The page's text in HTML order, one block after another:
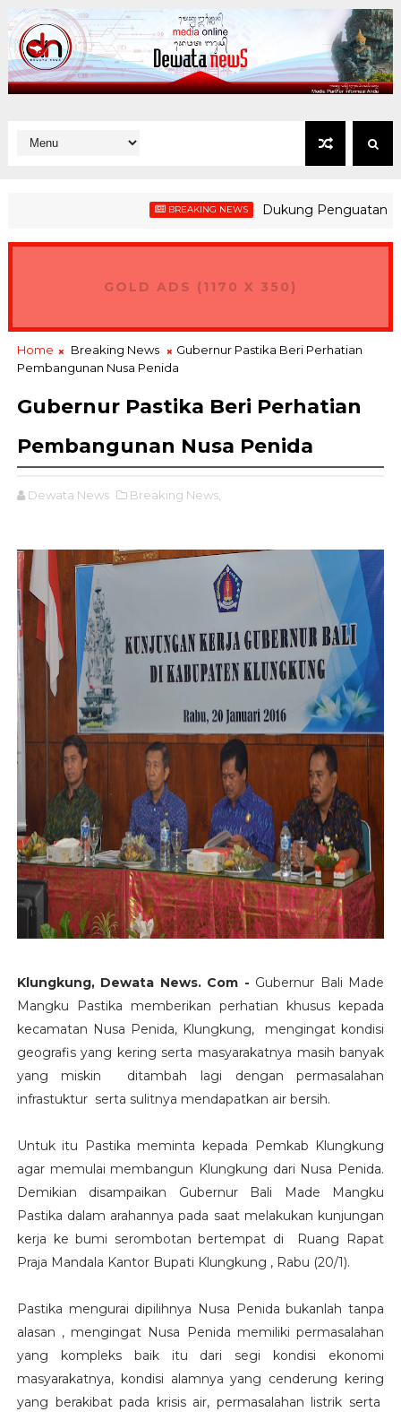
BREAKING NEWS Dukung Penguatan
GOLD ADS (1170 X 350)
Home Breaking News
Gubernur Pastika Beri Perhatian
Pembangunan Nusa Penida
Gubernur Pastika Beri Perhatian
Pembangunan Nusa Penida
Dewata News Breaking News,
Klungkung, Dewata News. Com - Gubernur Bali Made
Mangku Pastika memberikan perhatian khusus kepada
kecamatan Nusa Penida, Klungkung, mengingat kondisi
geografis yang kering serta masyarakatnya masih banyak
yang miskin ditambah lagi dengan permasalahan
infrastuktur serta sulitnya mendapatkan air bersih.
Untuk itu Pastika meminta kepada Pemkab Klungkung
agar memulai membangun Klungkung dari Nusa Penida.
Demikian disampaikan Gubernur Bali Made Mangku
Pastika dalam arahannya pada saat melakukan kunjungan
kerja ke bumi serombotan bertempat di Ruang Rapat
Praja Mandala Kantor Bupati Klungkung , Rabu (20/1).
Pastika mengurai dipilihnya Nusa Penida bukanlah tanpa
alasan , mengingat Nusa Penida memiliki permasalahan
yang kompleks baik itu dari segi kondisi ekonomi
masyarakatnya, kondisi alamnya yang cenderung kering
yang berakibat pada krisis air, permasalahan listrik serta